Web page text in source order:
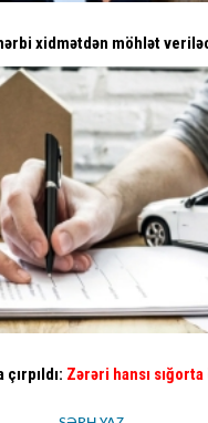
xidmətdən möhlət
Zərəri hansı